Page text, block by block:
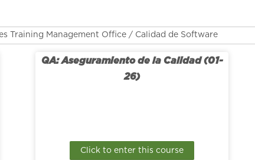
QA: Aseguramiento de la Calidad (01-
26)
Click to enter this course